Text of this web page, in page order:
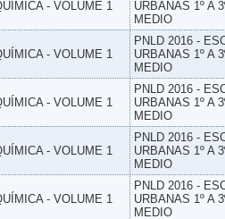
- VOLUME 1
URBANAS 1º A
MEDIO
- VOLUME 1
PNLD 2016 -
URBANAS 1º A
MEDIO
- VOLUME 1
PNLD 2016 -
URBANAS 1º A
MEDIO
- VOLUME 1
PNLD 2016 -
URBANAS 1º A
MEDIO
- VOLUME 1
PNLD 2016 -
URBANAS 1º A
MEDIO